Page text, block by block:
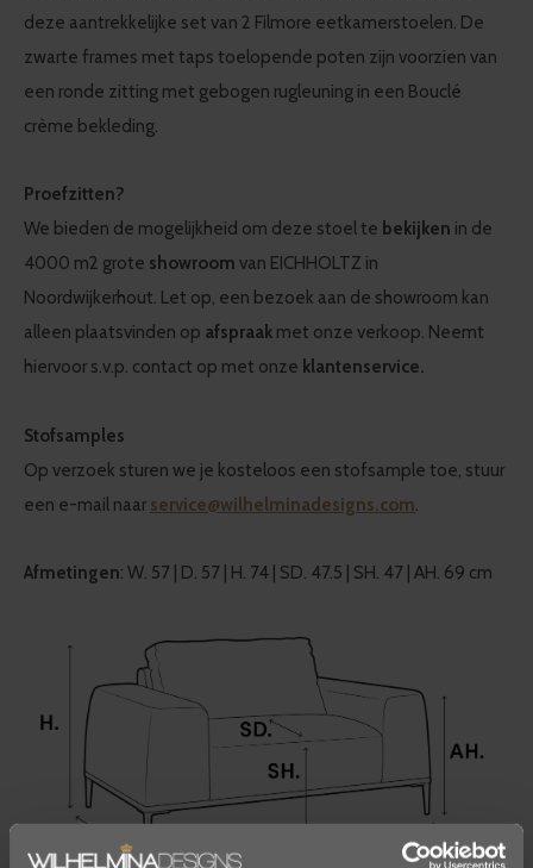
deze aantrekkelijke set van 2 Filmore eetkamerstoelen. De
zwarte frames met taps toelopende poten zijn voorzien van
een ronde zitting met gebogen rugleuning in een Bouclé
crème bekleding.
Proefzitten?
We bieden de mogelijkheid om deze stoel te bekijken in de
4000 m2 grote showroom van EICHHOLTZ in
Noordwijkerhout. Let op, een bezoek aan de showroom kan
alleen plaatsvinden op afspraak met onze verkoop. Neemt
hiervoor s.v.p. contact op met onze klantenservice.
Stofsamples
Op verzoek sturen we je kosteloos een stofsample toe, stuur
een e-mail naar service@wilhelminadesigns.com.
Afmetingen: W. 57 | D. 57 | H. 74 | SD. 47.5 | SH. 47 | AH. 69 cm